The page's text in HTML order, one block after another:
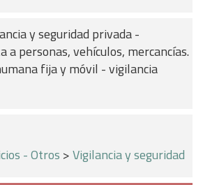
y seguridad privada -
a personas, vehículos, mercancías.
fija y móvil - vigilancia
- Otros >Vigilancia y seguridad